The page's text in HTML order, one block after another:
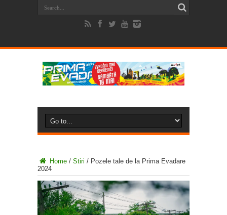
Home / Stiri / Pozele tale de la Prima Evadare
2024